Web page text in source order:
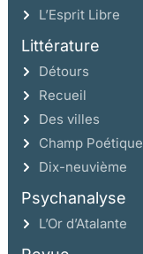
L’Esprit Libre
Littérature
Détours
Recueil
Des villes
Champ Poétique
Dix-neuvième
Psychanalyse
L’Or d’Atalante